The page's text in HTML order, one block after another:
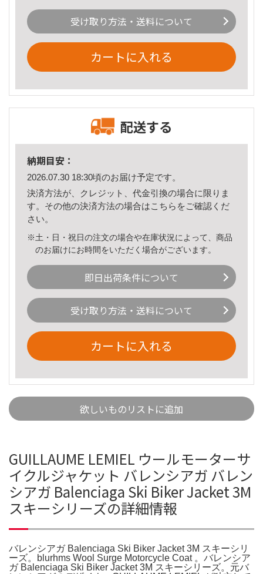
受け取り方法・送料について
カートに入れる
配送する
納期目安：
2026.07.30 18:30頃のお届け予定です。
決済方法が、クレジット、代金引換の場合に限りま
す。その他の決済方法の場合はこちら をご確認くだ
さい。
※土・日・祝日の注文の場合や在庫状況によって、商品
のお届けにお時間をいただく場合がございます。
即日出荷条件について
受け取り方法・送料について
カートに入れる
欲しいものリストに追加
GUILLAUME LEMIEL ウールモーターサ
イクルジャケット バレンシアガ バレン
シアガ Balenciaga Ski Biker Jacket 3M
スキーシリーズの詳細情報
バレンシアガ Balenciaga Ski Biker Jacket 3M スキーシリ
ーズ。blurhms Wool Surge Motorcycle Coat 。バレンシア
ガ Balenciaga Ski Biker Jacket 3M スキーシリーズ。元バ